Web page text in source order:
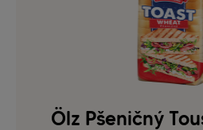
Ölz Pšeničný